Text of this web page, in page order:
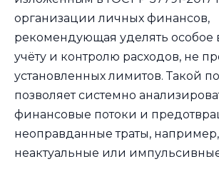
организации личных финансов,
рекомендующая уделять особое
учёту и контролю расходов, не
установленных лимитов. Такой
позволяет системно
финансовые потоки и
неоправданные траты,
неактуальные или